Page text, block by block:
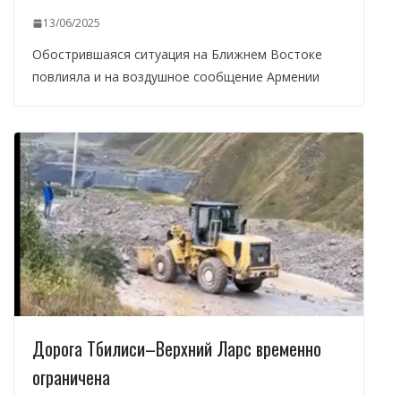
13/06/2025
Обострившаяся ситуация на Ближнем Востоке
повлияла и на воздушное сообщение Армении
Дорога Тбилиси–Верхний Ларс временно
ограничена